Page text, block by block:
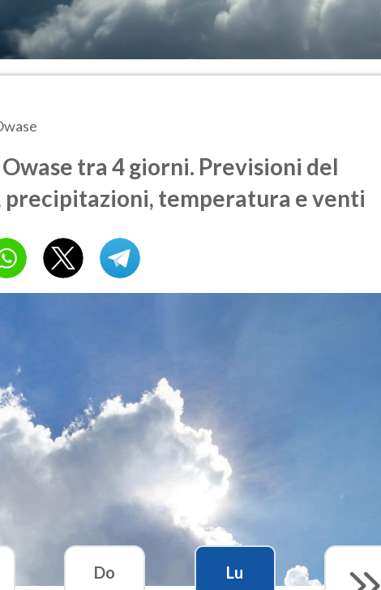
tra 4 giorni. Previsioni del
precipitazioni, temperatura e venti
Do
Lu